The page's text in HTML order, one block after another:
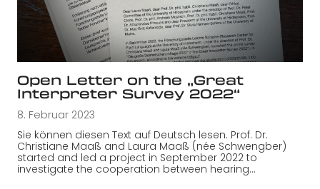
Open Letter on the „Great
Interpreter Survey 2022“
8. Februar 2023
Sie können diesen Text auf Deutsch lesen. Prof. Dr.
Christiane Maaß and Laura Maaß (née Schwengber)
started and led a project in September 2022 to
investigate the cooperation between hearing…